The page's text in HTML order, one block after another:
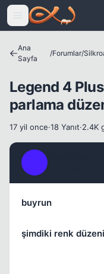
Icerige atla
Ana
Sayfa
/Forumlar/
Legend 4
parlama
17 yil once·18 Yanıt·2.4K
buyrun
şimdiki renk düzeni